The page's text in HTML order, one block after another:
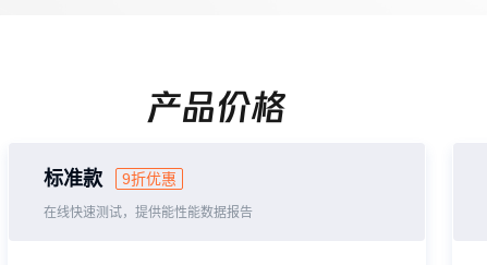
产品价格
标准款 9折优惠
在线快速测试，提供能性能数据报告